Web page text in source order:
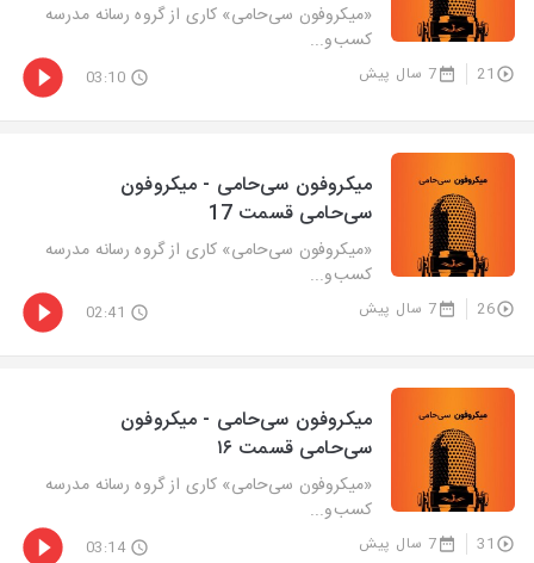
«میکروفون سی‌حامی» کاری از گروه رسانه مدرسه
کسب‌و‌...
21 7 سال پیش 03:10
میکروفون سی‌حامی - میکروفون
سی‌حامی قسمت 17
«میکروفون سی‌حامی» کاری از گروه رسانه مدرسه
کسب‌و‌...
26 7 سال پیش 02:41
میکروفون سی‌حامی - میکروفون
سی‌حامی قسمت ۱۶
«میکروفون سی‌حامی» کاری از گروه رسانه مدرسه
کسب‌و‌...
31 7 سال پیش 03:14